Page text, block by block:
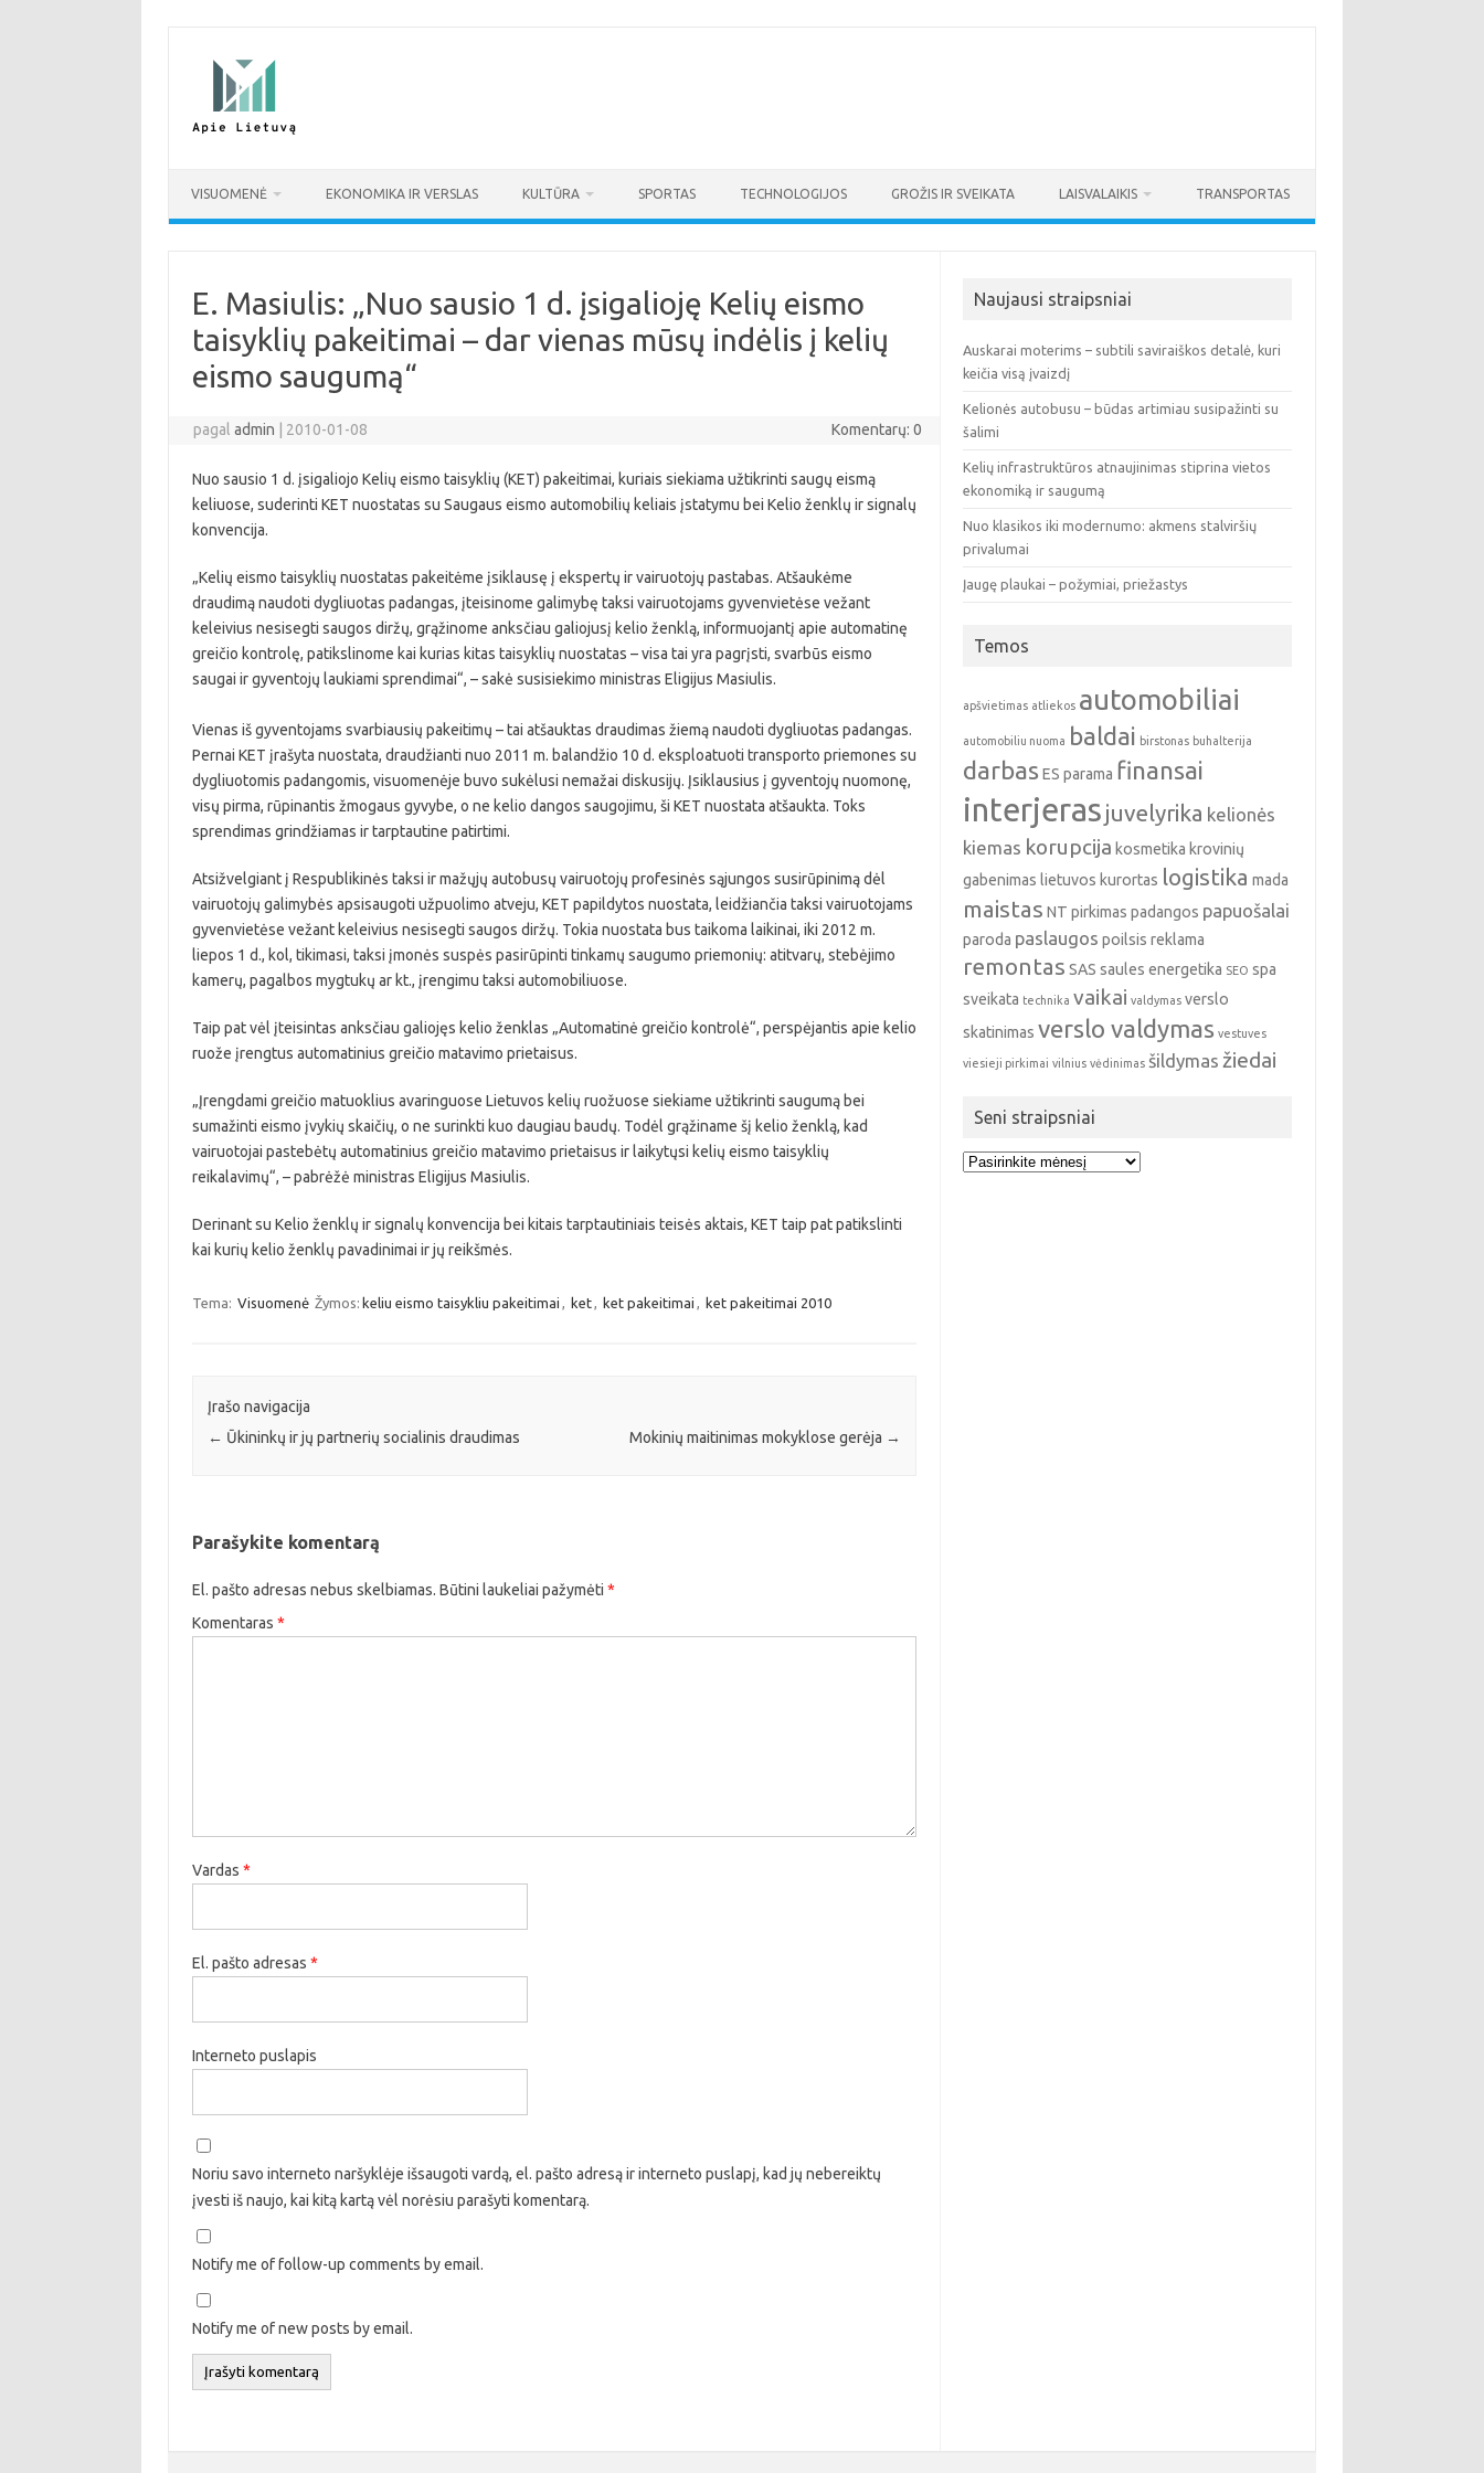
VISUOMENĖ EKONOMIKA IR VERSLAS KULTŪRA SPORTAS TECHNOLOGIJOS GROŽIS IR SVEIKATA LAISVALAIKIS TRANSPORTAS
E. Masiulis: „Nuo sausio 1 d. įsigalioję Kelių eismo
taisyklių pakeitimai – dar vienas mūsų indėlis į kelių
eismo saugumą“
pagaladmin 2010-01-08 Komentarų: 0
Nuo sausio 1 d. įsigaliojo Kelių eismo taisyklių (KET) pakeitimai, kuriais siekiama užtikrinti saugų eismą
keliuose, suderinti KET nuostatas su Saugaus eismo automobilių keliais įstatymu bei Kelio ženklų ir signalų
konvencija.
„Kelių eismo taisyklių nuostatas pakeitėme įsiklausę į ekspertų ir vairuotojų pastabas. Atšaukėme
draudimą naudoti dygliuotas padangas, įteisinome galimybę taksi vairuotojams gyvenvietėse vežant
keleivius nesisegti saugos diržų, grąžinome anksčiau galiojusį kelio ženklą, informuojantį apie automatinę
greičio kontrolę, patikslinome kai kurias kitas taisyklių nuostatas – visa tai yra pagrįsti, svarbūs eismo
saugai ir gyventojų laukiami sprendimai“, – sakė susisiekimo ministras Eligijus Masiulis.
Vienas iš gyventojams svarbiausių pakeitimų – tai atšauktas draudimas žiemą naudoti dygliuotas padangas.
Pernai KET įrašyta nuostata, draudžianti nuo 2011 m. balandžio 10 d. eksploatuoti transporto priemones su
dygliuotomis padangomis, visuomenėje buvo sukėlusi nemažai diskusijų. Įsiklausius į gyventojų nuomonę,
visų pirma, rūpinantis žmogaus gyvybe, o ne kelio dangos saugojimu, ši KET nuostata atšaukta. Toks
sprendimas grindžiamas ir tarptautine patirtimi.
Atsižvelgiant į Respublikinės taksi ir mažųjų autobusų vairuotojų profesinės sąjungos susirūpinimą dėl
vairuotojų galimybės apsisaugoti užpuolimo atveju, KET papildytos nuostata, leidžiančia taksi vairuotojams
gyvenvietėse vežant keleivius nesisegti saugos diržų. Tokia nuostata bus taikoma laikinai, iki 2012 m.
liepos 1 d., kol, tikimasi, taksi įmonės suspės pasirūpinti tinkamų saugumo priemonių: atitvarų, stebėjimo
kamerų, pagalbos mygtukų ar kt., įrengimu taksi automobiliuose.
Taip pat vėl įteisintas anksčiau galiojęs kelio ženklas „Automatinė greičio kontrolė“, perspėjantis apie kelio
ruože įrengtus automatinius greičio matavimo prietaisus.
„Įrengdami greičio matuoklius avaringuose Lietuvos kelių ruožuose siekiame užtikrinti saugumą bei
sumažinti eismo įvykių skaičių, o ne surinkti kuo daugiau baudų. Todėl grąžiname šį kelio ženklą, kad
vairuotojai pastebėtų automatinius greičio matavimo prietaisus ir laikytųsi kelių eismo taisyklių
reikalavimų“, – pabrėžė ministras Eligijus Masiulis.
Derinant su Kelio ženklų ir signalų konvencija bei kitais tarptautiniais teisės aktais, KET taip pat patikslinti
kai kurių kelio ženklų pavadinimai ir jų reikšmės.
Tema: Visuomenė Žymos: keliu eismo taisykliu pakeitimai , ket, ket pakeitimai , ket pakeitimai 2010
Įrašo navigacija
← Ūkininkų ir jų partnerių socialinis draudimas Mokinių maitinimas mokyklose gerėja →
Parašykite komentarą
El. pašto adresas nebus skelbiamas. Būtini laukeliai pažymėti *
Komentaras *
Vardas *
El. pašto adresas *
Interneto puslapis
Noriu savo interneto naršyklėje išsaugoti vardą, el. pašto adresą ir interneto puslapį, kad jų nebereiktų
įvesti iš naujo, kai kitą kartą vėl norėsiu parašyti komentarą.
Notify me of follow-up comments by email.
Notify me of new posts by email.
Naujausi straipsniai
Auskarai moterims – subtili saviraiškos detalė, kuri
keičia visą įvaizdį
Kelionės autobusu – būdas artimiau susipažinti su
šalimi
Kelių infrastruktūros atnaujinimas stiprina vietos
ekonomiką ir saugumą
Nuo klasikos iki modernumo: akmens stalviršių
privalumai
Įaugę plaukai – požymiai, priežastys
Temos
apšvietimas atliekos automobiliai
automobiliu nuoma baldai birstonas buhalterija
darbas ES parama finansai
interjeras juvelyrika kelionės
kiemas korupcija kosmetika krovinių
gabenimas lietuvos kurortas logistika mada
maistas NT pirkimas padangos papuošalai
paroda paslaugos poilsis reklama
remontas SAS saules energetika SEO spa
sveikata technika vaikai valdymas verslo
skatinimas verslo valdymas vestuves
viesieji pirkimai vilnius vėdinimas šildymas žiedai
Seni straipsniai
Seni